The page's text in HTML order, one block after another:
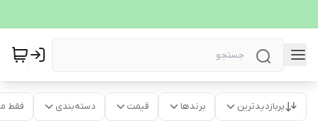
پربازدیدترین برندها قیمت دسته‌بندی فقط